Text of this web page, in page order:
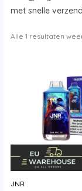
met snelle
Alle 1 resultaten
JNR
BAR